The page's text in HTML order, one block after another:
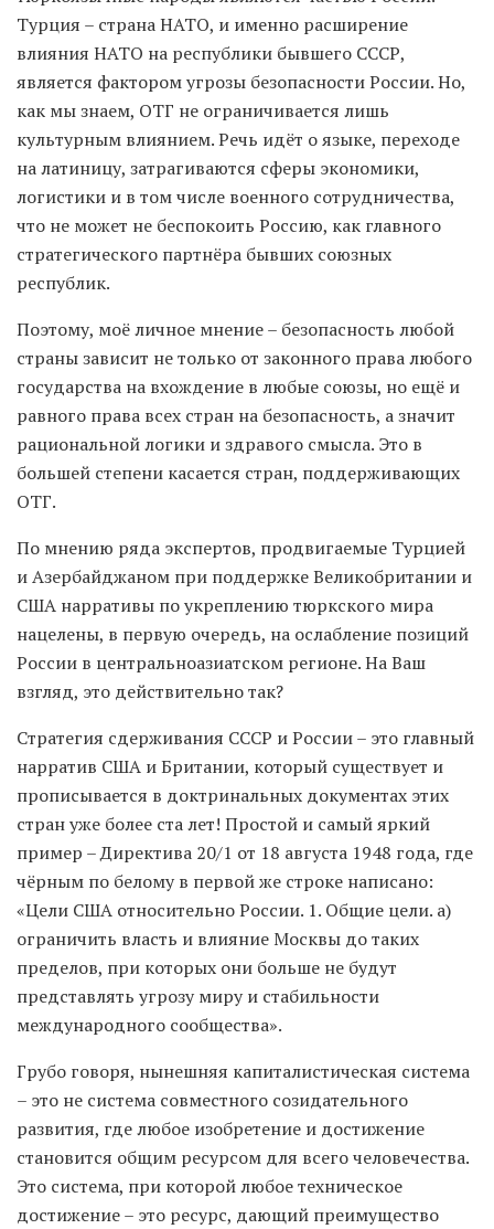
Турция – страна НАТО, и именно расширение
влияния НАТО на республики бывшего СССР,
является фактором угрозы безопасности России. Но,
как мы знаем, ОТГ не ограничивается лишь
культурным влиянием. Речь идёт о языке, переходе
на латиницу, затрагиваются сферы экономики,
логистики и в том числе военного сотрудничества,
что не может не беспокоить Россию, как главного
стратегического партнёра бывших союзных
республик.
Поэтому, моё личное мнение – безопасность любой
страны зависит не только от законного права любого
государства на вхождение в любые союзы, но ещё и
равного права всех стран на безопасность, а значит
рациональной логики и здравого смысла. Это в
большей степени касается стран, поддерживающих
ОТГ.
По мнению ряда экспертов, продвигаемые Турцией
и Азербайджаном при поддержке Великобритании и
США нарративы по укреплению тюркского мира
нацелены, в первую очередь, на ослабление позиций
России в центральноазиатском регионе. На Ваш
взгляд, это действительно так?
Стратегия сдерживания СССР и России – это главный
нарратив США и Британии, который существует и
прописывается в доктринальных документах этих
стран уже более ста лет! Простой и самый яркий
пример – Директива 20/1 от 18 августа 1948 года, где
чёрным по белому в первой же строке написано:
«Цели США относительно России. 1. Общие цели. а)
ограничить власть и влияние Москвы до таких
пределов, при которых они больше не будут
представлять угрозу миру и стабильности
международного сообщества».
Грубо говоря, нынешняя капиталистическая система
– это не система совместного созидательного
развития, где любое изобретение и достижение
становится общим ресурсом для всего человечества.
Это система, при которой любое техническое
достижение – это ресурс, дающий преимущество